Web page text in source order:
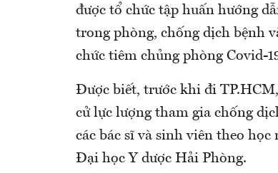
được tổ chức tập huấn hướng
trong phòng, chống dịch bệnh
chức tiêm chủng phòng Covid-
Được biết, trước khi đi
cử lực lượng tham gia chống
các bác sĩ và sinh viên theo
Đại học Y dược Hải Phòng.